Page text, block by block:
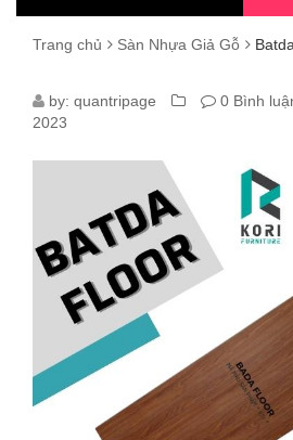
Trang chủ Sàn Nhựa Giả Gỗ
BATDA
by: quantripage 0 Bình
2023